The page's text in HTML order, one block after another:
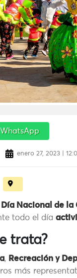
enero 27, 2023 |
Día Nacional de la
todo el día
trata?
, Recreación y
más